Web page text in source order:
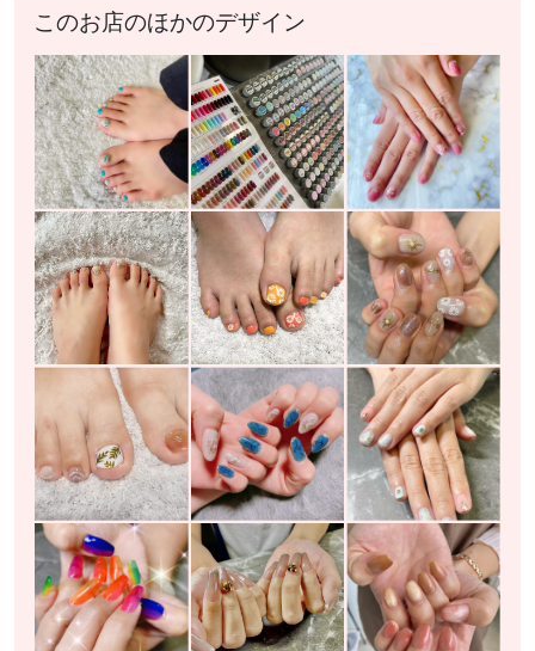
このお店のほかのデザイン